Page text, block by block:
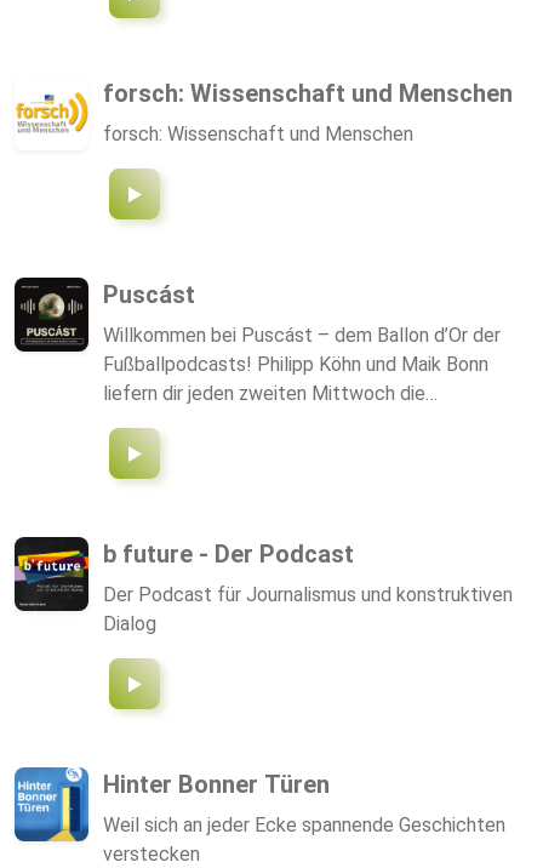
forsch: Wissenschaft und Menschen
forsch: Wissenschaft und Menschen
Puscást
Willkommen bei Puscást – dem Ballon d’Or der
Fußballpodcasts! Philipp Köhn und Maik Bonn
liefern dir jeden zweiten Mittwoch die
spannendsten Highlights der 1. und 2. Bundesliga
und nehmen dich darüber hinaus mit auf die
Fußballplätze dieser Welt. Freu dich auf
Humor und frische Perspektiven rund um das
Leder. Also hör rein und werde Teil unseres
Teams. Jeden zweiten Mittwoch!
b future - Der Podcast
Der Podcast für Journalismus und konstruktiven
Dialog
Hinter Bonner Türen
Weil sich an jeder Ecke spannende Geschichten
verstecken